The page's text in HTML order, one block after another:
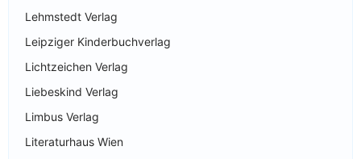
Lehmstedt Verlag
Leipziger Kinderbuchverlag
Lichtzeichen Verlag
Liebeskind Verlag
Limbus Verlag
Literaturhaus Wien